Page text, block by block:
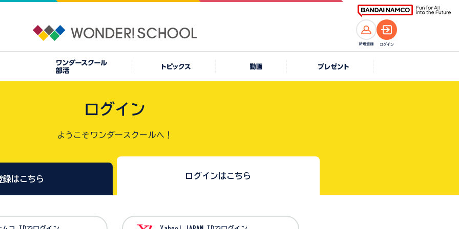
ログイン
ようこそワンダースクールへ！
録はこちら ログインはこちら